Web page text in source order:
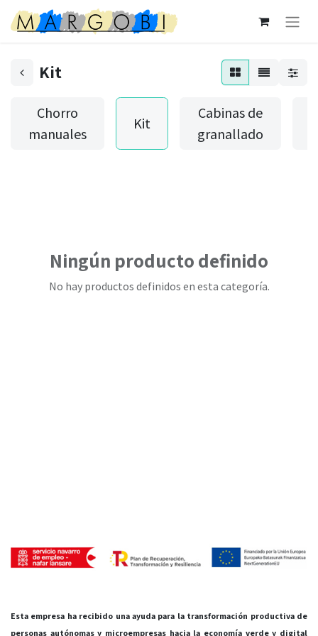
Kit
Chorro
manuales
Kit
Cabinas de
granallado
Ningún producto definido
No hay productos definidos en esta categoría.
Esta empresa ha recibido una ayuda para la transformación productiva de
personas autónomas y microempresas hacia la economía verde y digital